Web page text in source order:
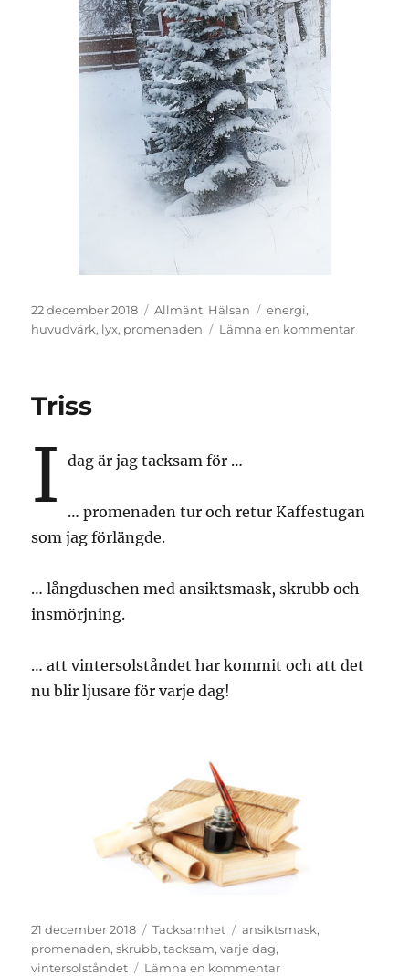
Publicerat
den
22 december 2018 Kategorier
Allmänt, Hälsan Etiketter
energi,
huvudvärk, lyx, promenaden Lämna en kommentartill
Triss
I dag är jag tacksam för …
… promenaden tur och retur Kaffestugan
som jag förlängde.
… långduschen med ansiktsmask, skrubb och
insmörjning.
… att vintersolståndet har kommit och att det
nu blir ljusare för varje dag!
Publicerat
den
21 december 2018 Kategorier
Tacksamhet Etiketter
ansiktsmask,
promenaden,skrubb,tacksam,varje dag,
vintersolståndet
Lämna en kommentartill